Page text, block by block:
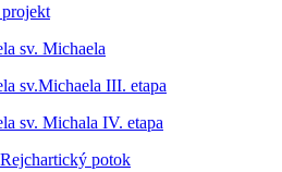
sv. Michaela
sv.Michaela III. etapa
sv. Michala IV. etapa
potok